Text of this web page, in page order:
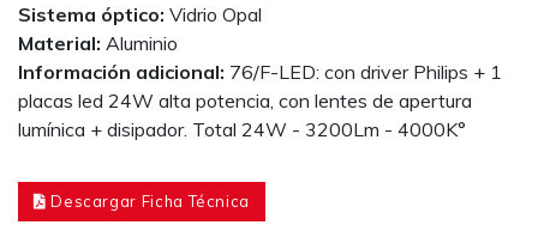
Sistema óptico: Vidrio Opal
Material: Aluminio
Información adicional: 76/F-LED: con driver Philips + 1
placas led 24W alta potencia, con lentes de apertura
lumínica + disipador. Total 24W - 3200Lm - 4000K°
Descargar Ficha Técnica